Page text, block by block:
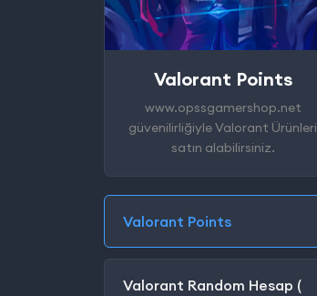
Valorant Points
www.opssgamershop.net
güvenilirliğiyle Valorant Ürünleri
satın alabilirsiniz.
Valorant Points
Valorant Random Hesap (